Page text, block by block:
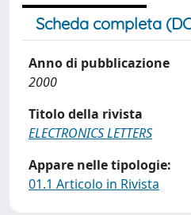
Scheda completa
Anno di pubblicazione
2000
Titolo della rivista
ELECTRONICS LETTERS
Appare nelle tipologie:
01.1 Articolo in Rivista